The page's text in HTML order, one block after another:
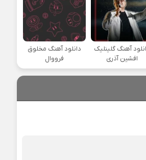
آهنگ گلینلیک
افشین آذری
دانلود آهنگ مخلوق
فرووال